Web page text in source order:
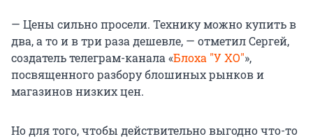
— Цены сильно просели. Технику можно купить в
два, а то и в три раза дешевле, — отметил Сергей,
создатель телеграм-канала «Блоха "У ХО"»,
посвященного разбору блошиных рынков и
магазинов низких цен.
Но для того, чтобы действительно выгодно что-то